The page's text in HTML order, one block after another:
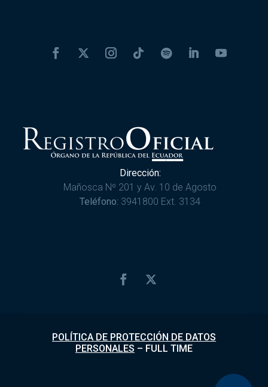
Dirección:
Mañosca Nº 201 y Av. 10 de Agosto
Teléfono: 3941800 Ext. 3134
POLÍTICA DE PROTECCIÓN DE DATOS
PERSONALES – FULL TIME